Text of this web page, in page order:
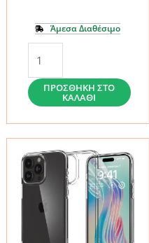
Άμεσα Διαθέσιμο
iPhone
15
Pro
Max
Spigen
Liquid
Air
Matte
Black
(ACS06562)
ΠΡΟΣΘΉΚΗ ΣΤΟ
ΚΑΛΆΘΙ